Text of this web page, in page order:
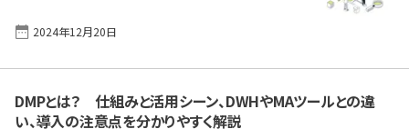
めの一助となれば幸いです。 無料でIT製品選びをお
[&hellip;]
ためには、体系的な分析が必要です。この記事では、
IT製品を活用して競合分析を行う基礎として、競合他
製品選びをお手伝いします 御社に合ったIT製品・サ
ービス・会社を厳選してご提案します。お気軽にご依頼
2024年12月20日
DMPとは？ 仕組みと活用シーン、DWHやMAツールとの違
い、導入の注意点を分かりやすく解説